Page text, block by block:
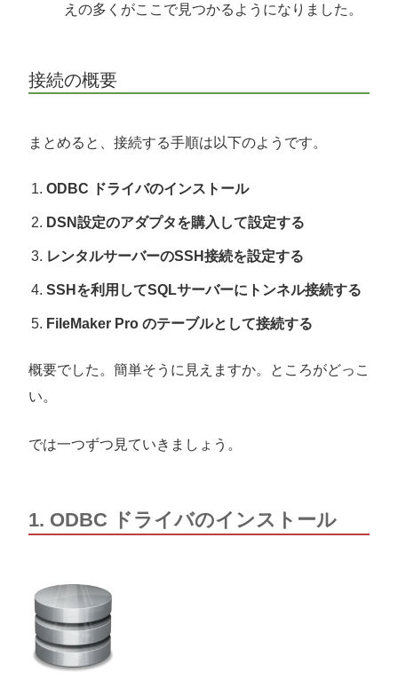
えの多くがここで見つかるようになりました。
接続の概要
まとめると、接続する手順は以下のようです。
ODBC ドライバのインストール
DSN設定のアダプタを購入して設定する
レンタルサーバーのSSH接続を設定する
SSHを利用してSQLサーバーにトンネル接続する
FileMaker Pro のテーブルとして接続する
概要でした。簡単そうに見えますか。ところがどっこ
い。
では一つずつ見ていきましょう。
1. ODBC ドライバのインストール